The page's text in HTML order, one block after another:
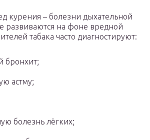
курения – болезни дыхательной
развиваются на фоне вредной
табака часто диагностируют:
бронхит;
астму;
болезнь лёгких;